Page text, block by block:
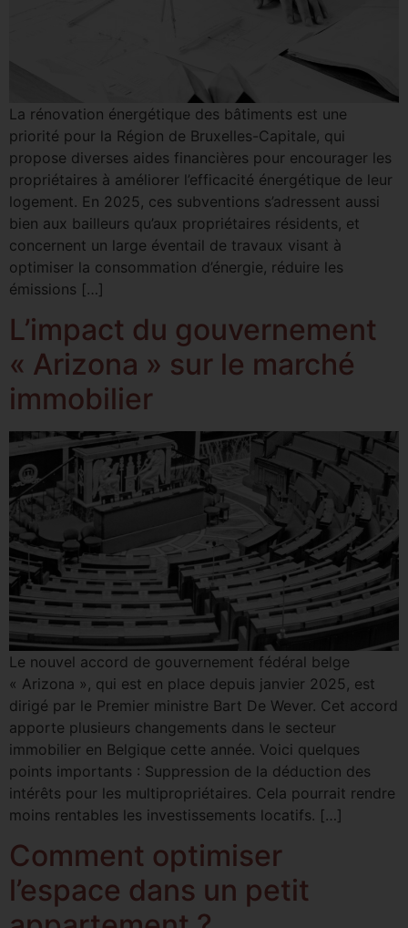
La rénovation énergétique des bâtiments est une
priorité pour la Région de Bruxelles-Capitale, qui
propose diverses aides financières pour encourager les
propriétaires à améliorer l’efficacité énergétique de leur
logement. En 2025, ces subventions s’adressent aussi
bien aux bailleurs qu’aux propriétaires résidents, et
concernent un large éventail de travaux visant à
optimiser la consommation d’énergie, réduire les
émissions […]
L’impact du gouvernement
« Arizona » sur le marché
immobilier
Le nouvel accord de gouvernement fédéral belge
« Arizona », qui est en place depuis janvier 2025, est
dirigé par le Premier ministre Bart De Wever. Cet accord
apporte plusieurs changements dans le secteur
immobilier en Belgique cette année. Voici quelques
points importants : Suppression de la déduction des
intérêts pour les multipropriétaires. Cela pourrait rendre
moins rentables les investissements locatifs. […]
​​​​​Comment optimiser
l’espace dans un petit